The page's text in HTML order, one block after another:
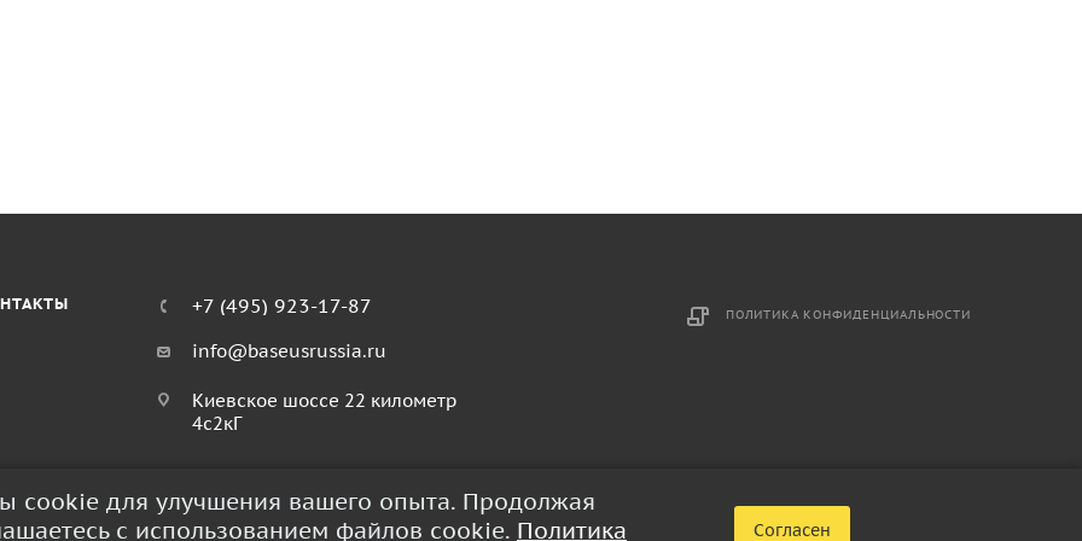
+7 (495) 923-17-87
info@baseusrussia.ru
Киевское шоссе 22 километр
4с2кГ
ПОЛИТИКА КОНФИДЕНЦИАЛЬНОСТИ
cookie для улучшения вашего опыта. Продолжая
с использованием файлов cookie. Политика Согласен